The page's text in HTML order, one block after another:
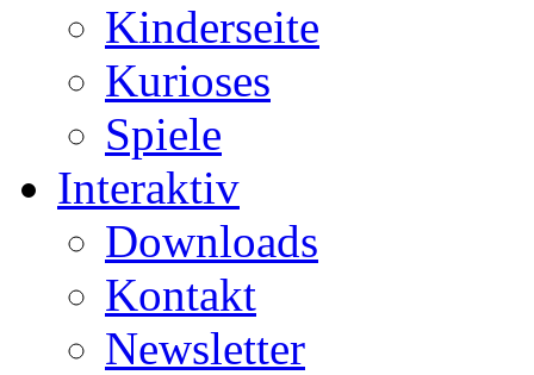
Kinderseite
Kurioses
Spiele
Interaktiv
Downloads
Kontakt
Newsletter